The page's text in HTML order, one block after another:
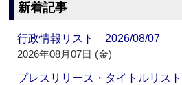
新着記事
行政情報リスト 2026/08/07
2026年08月07日 (金)
プレスリリース・タイトルリス